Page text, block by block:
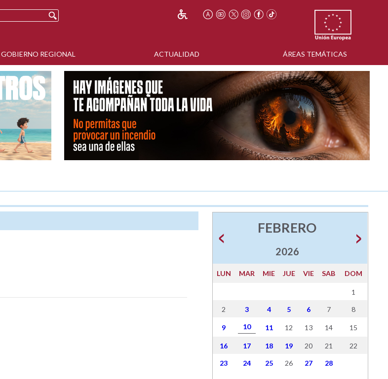
GOBIERNO REGIONAL ACTUALIDAD ÁREAS TEMÁTICAS
FEBRERO
2026
LUN MAR MIE JUE VIE SAB DOM
1
2 3 4 5 6 7 8
9 10 11 12 13 14 15
16 17 18 19 20 21 22
23 24 25 26 27 28